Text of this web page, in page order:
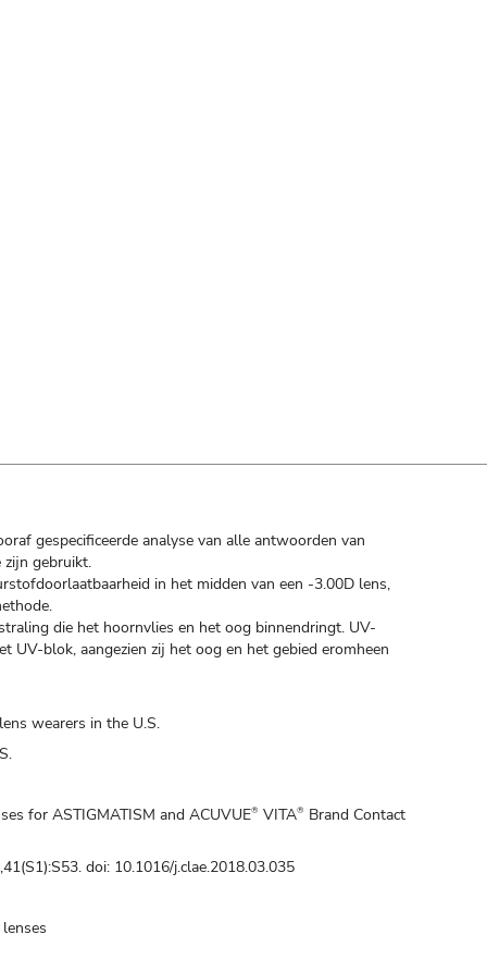
gespecificeerde analyse van alle antwoorden van
zijn gebruikt.
in het midden van een -3.00D lens,
die het hoornvlies en het oog binnendringt. UV-
UV-blok, aangezien zij het oog en het gebied eromheen
wearers in the U.S.
for ASTIGMATISM and ACUVUE® VITA® Brand Contact
doi: 10.1016/j.clae.2018.03.035